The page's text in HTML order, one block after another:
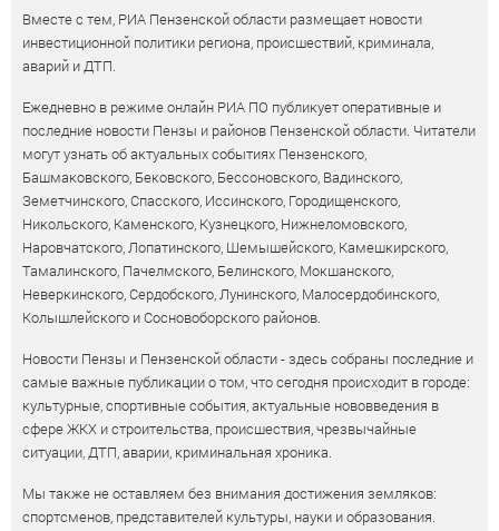
Вместе с тем, РИА Пензенской области размещает новости
инвестиционной политики региона, происшествий, криминала,
аварий и ДТП.
Ежедневно в режиме онлайн РИА ПО публикует оперативные и
последние новости Пензы и районов Пензенской области. Читатели
могут узнать об актуальных событиях Пензенского,
Башмаковского, Бековского, Бессоновского, Вадинского,
Земетчинского, Спасского, Иссинского, Городищенского,
Никольского, Каменского, Кузнецкого, Нижнеломовского,
Наровчатского, Лопатинского, Шемышейского, Камешкирского,
Тамалинского, Пачелмского, Белинского, Мокшанского,
Неверкинского, Сердобского, Лунинского, Малосердобинского,
Колышлейского и Сосновоборского районов.
Новости Пензы и Пензенской области - здесь собраны последние и
самые важные публикации о том, что сегодня происходит в городе:
культурные, спортивные события, актуальные нововведения в
сфере ЖКХ и строительства, происшествия, чрезвычайные
ситуации, ДТП, аварии, криминальная хроника.
Мы также не оставляем без внимания достижения земляков:
спортсменов, представителей культуры, науки и образования.